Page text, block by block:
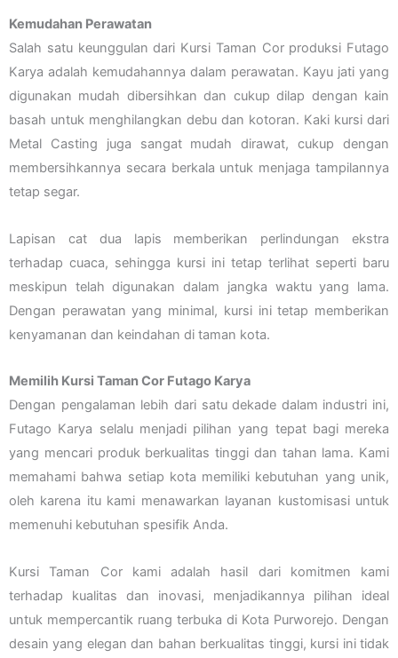
Kemudahan Perawatan
Salah satu keunggulan dari Kursi Taman Cor produksi Futago
Karya adalah kemudahannya dalam perawatan. Kayu jati yang
digunakan mudah dibersihkan dan cukup dilap dengan kain
basah untuk menghilangkan debu dan kotoran. Kaki kursi dari
Metal Casting juga sangat mudah dirawat, cukup dengan
membersihkannya secara berkala untuk menjaga tampilannya
tetap segar.
Lapisan cat dua lapis memberikan perlindungan ekstra
terhadap cuaca, sehingga kursi ini tetap terlihat seperti baru
meskipun telah digunakan dalam jangka waktu yang lama.
Dengan perawatan yang minimal, kursi ini tetap memberikan
kenyamanan dan keindahan di taman kota.
Memilih Kursi Taman Cor Futago Karya
Dengan pengalaman lebih dari satu dekade dalam industri ini,
Futago Karya selalu menjadi pilihan yang tepat bagi mereka
yang mencari produk berkualitas tinggi dan tahan lama. Kami
memahami bahwa setiap kota memiliki kebutuhan yang unik,
oleh karena itu kami menawarkan layanan kustomisasi untuk
memenuhi kebutuhan spesifik Anda.
Kursi Taman Cor kami adalah hasil dari komitmen kami
terhadap kualitas dan inovasi, menjadikannya pilihan ideal
untuk mempercantik ruang terbuka di Kota Purworejo. Dengan
desain yang elegan dan bahan berkualitas tinggi, kursi ini tidak